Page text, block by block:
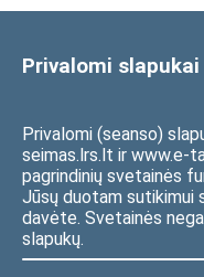
Privalomi slapukai
Privalomi (seanso)
seimas.lrs.lt ir www.e-
pagrindinių svetainės
Jūsų duotam sutikimui
davėte. Svetainės
slapukų.